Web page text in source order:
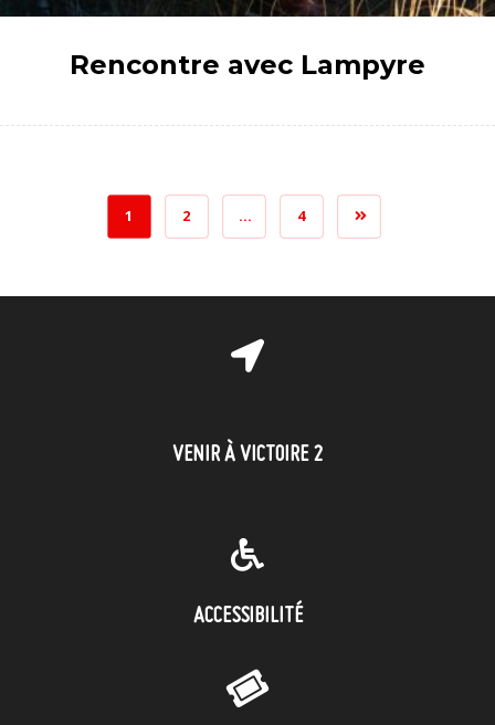
Rencontre avec Lampyre
1 2 … 4
VENIR À VICTOIRE 2
ACCESSIBILITÉ